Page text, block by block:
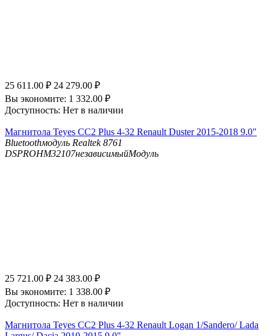
25 611.00 ₽ 24 279.00 ₽
Вы экономите: 1 332.00 ₽
Доступность: Нет в наличии
Магнитола Teyes CC2 Plus 4-32 Renault Duster 2015-2018 9.0"
Bluetoothмодуль Realtek 8761
DSPROHM32107независимыйМодуль
25 721.00 ₽ 24 383.00 ₽
Вы экономите: 1 338.00 ₽
Доступность: Нет в наличии
Магнитола Teyes CC2 Plus 4-32 Renault Logan 1/Sandero/ Lada